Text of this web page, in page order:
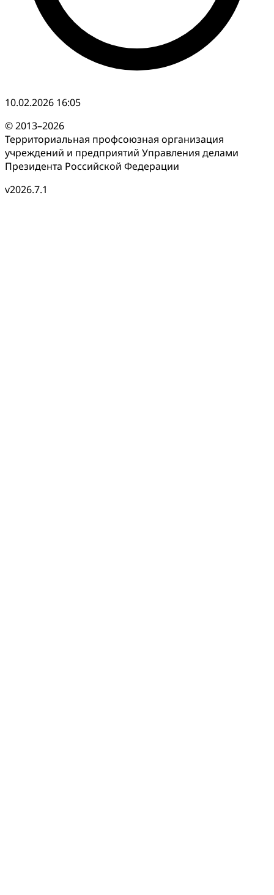
10.02.2026 16:05
© 2013–2026
Территориальная профсоюзная организация
учреждений и предприятий Управления делами
Президента Российской Федерации
v2026.7.1